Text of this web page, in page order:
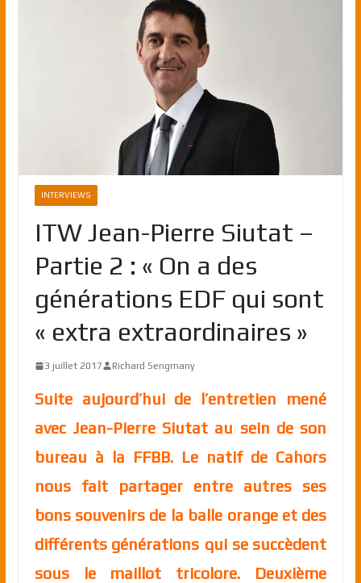
INTERVIEWS
ITW Jean-Pierre Siutat –
Partie 2 : « On a des
générations EDF qui sont
« extra extraordinaires »
3 juillet 2017 Richard Sengmany
Suite aujourd’hui de l’entretien mené
avec Jean-Pierre Siutat au sein de son
bureau à la FFBB. Le natif de Cahors
nous fait partager entre autres ses
bons souvenirs de la balle orange et des
différents générations qui se succèdent
sous le maillot tricolore. Deuxième